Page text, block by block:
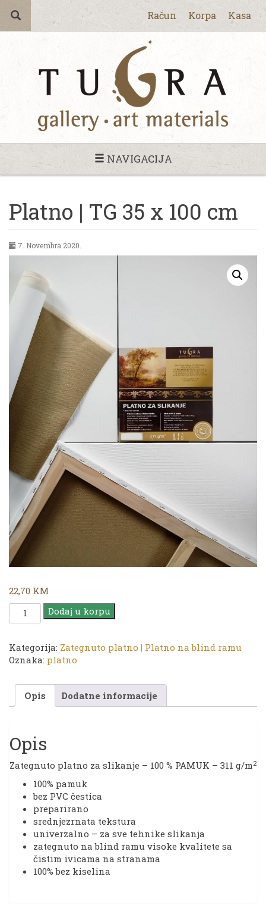
Račun Korpa Kasa
NAVIGACIJA
Platno | TG 35 x 100 cm
7. Novembra 2020.
22,70 KM
Platno
|
35
x
cm
količina
Dodaj u korpu
Kategorija: Zategnuto platno | Platno na blind ramu
Oznaka: platno
Opis Dodatne informacije
Opis
Zategnuto platno za slikanje – 100 % PAMUK – 311 g/m2
100% pamuk
bez PVC čestica
preparirano
srednjezrnata tekstura
univerzalno – za sve tehnike slikanja
zategnuto na blind ramu visoke kvalitete sa
čistim ivicama na stranama
100% bez kiselina